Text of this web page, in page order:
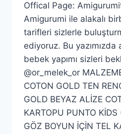
Offical Page:
Amigurumi ile alakalı
tarifleri sizlerle
ediyoruz. Bu
bebek yapımı sizleri
@or_melek_or
COTON GOLD TEN
GOLD BEYAZ ALİZE
KARTOPU PUNTO
GÖZ BOYUN İÇİN TEL